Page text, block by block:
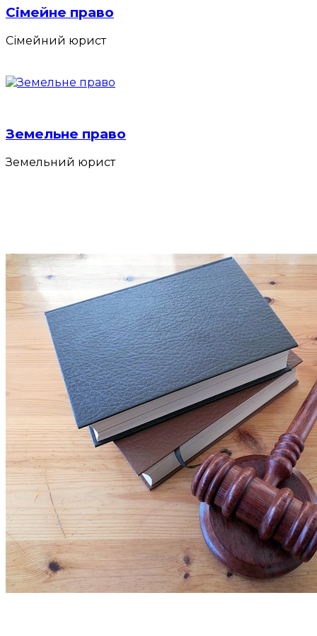
Сімейне право
Сімейний юрист
Земельне право
Земельний юрист